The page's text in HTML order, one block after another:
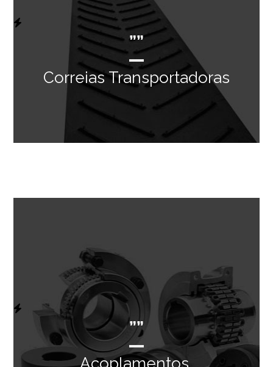
””
Correias Transportadoras
””
Acoplamentos